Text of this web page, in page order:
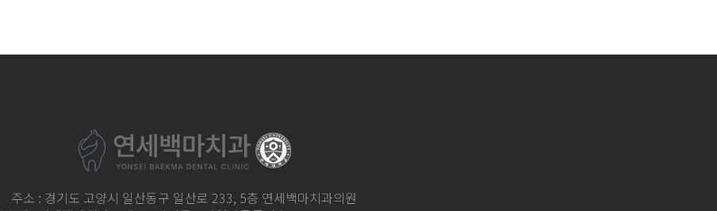
주소 : 경기도 고양시 일산동구 일산로 233, 5층 연세백마치과의원